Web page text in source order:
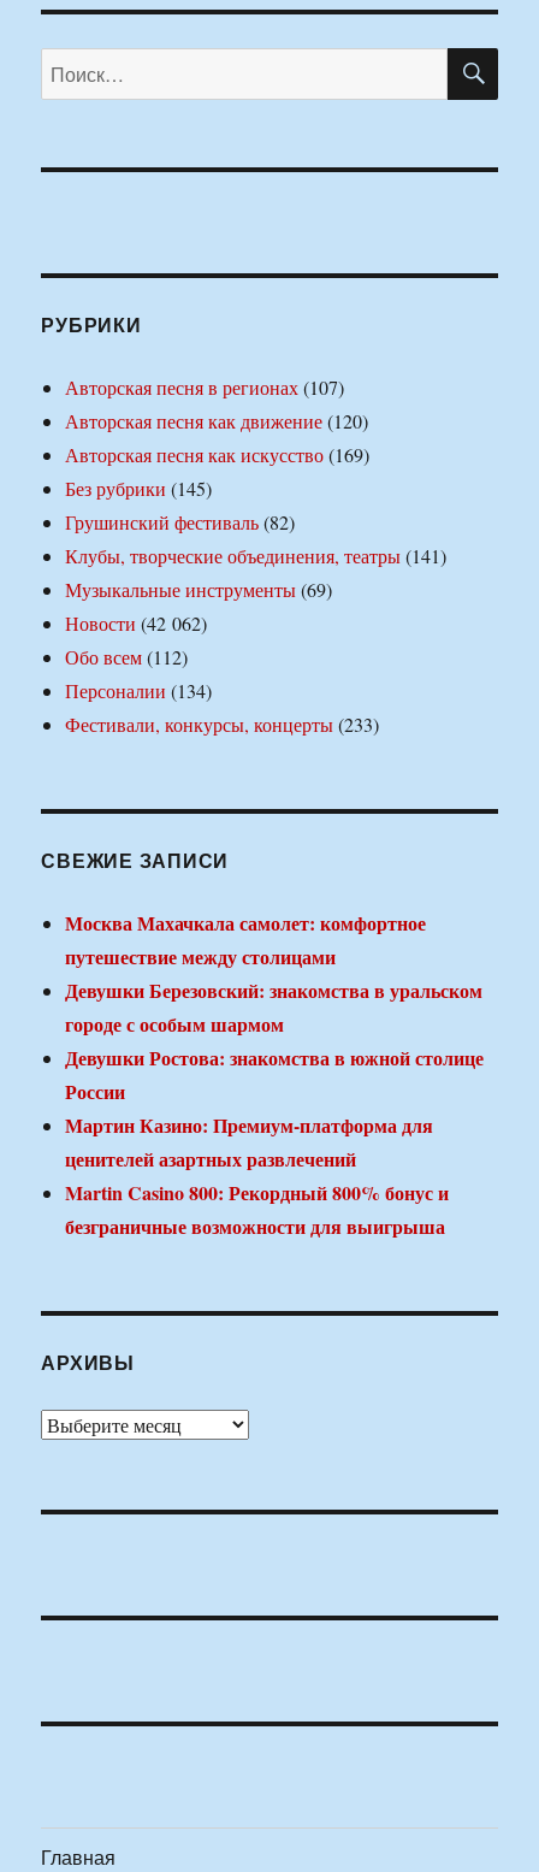
Искать:
РУБРИКИ
Авторская песня в регионах(107)
Авторская песня как движение(120)
Авторская песня как искусство(169)
Без рубрики (145)
Грушинский фестиваль(82)
Клубы, творческие объединения, театры(141)
Музыкальные инструменты(69)
Новости (42 062)
Обо всем(112)
Персоналии (134)
Фестивали, конкурсы, концерты(233)
СВЕЖИЕ ЗАПИСИ
Москва Махачкала самолет: комфортное
путешествие между столицами
Девушки Березовский: знакомства в уральском
городе с особым шармом
Девушки Ростова: знакомства в южной столице
России
Мартин Казино: Премиум-платформа для
ценителей азартных развлечений
Martin Casino 800: Рекордный 800% бонус и
безграничные возможности для выигрыша
АРХИВЫ
Архивы
Главная